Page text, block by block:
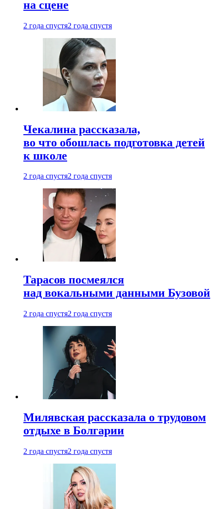
на сцене
2 года спустя2 года спустя
Чекалина рассказала,
во что обошлась подготовка детей
к школе
2 года спустя2 года спустя
Тарасов посмеялся
над вокальными данными Бузовой
2 года спустя2 года спустя
Милявская рассказала о трудовом
отдыхе в Болгарии
2 года спустя2 года спустя